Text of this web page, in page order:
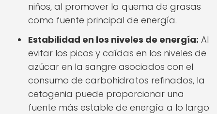
niños, al promover la quema de grasas
como fuente principal de energía.
Estabilidad en los niveles de energía: Al
evitar los picos y caídas en los niveles de
azúcar en la sangre asociados con el
consumo de carbohidratos refinados, la
cetogenia puede proporcionar una
fuente más estable de energía a lo largo